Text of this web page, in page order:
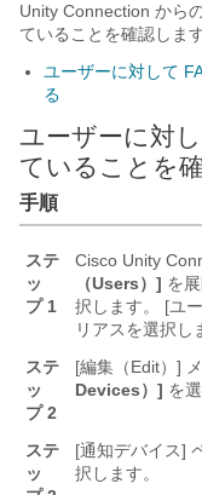
Unity Connection から
ていることを確認します
ユーザーに対して
る
ユーザーに対
ていることを
手順
ステ
ッ
プ 1
Cisco Unity
（Users）] を
択します。 [ユ
リアスを選択し
ステ
ッ
プ 2
[編集（Edit）]
Devices）] を
ステ
ッ
[通知デバイス]
択します。